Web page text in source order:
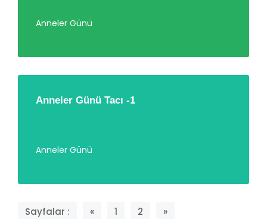
Anneler Günü
Anneler Günü Tacı -1
Anneler Günü
Sayfalar : « 1 2 »